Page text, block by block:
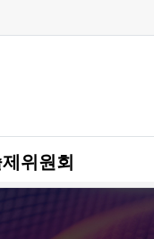
위원회